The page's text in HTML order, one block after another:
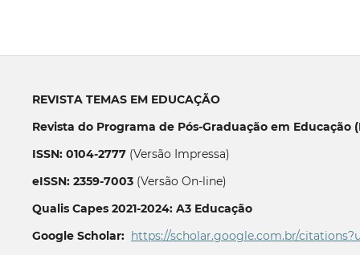
REVISTA TEMAS EM EDUCAÇÃO
Revista do Programa de Pós-Graduação em Educação
ISSN: 0104-2777(Versão Impressa)
eISSN: 2359-7003(Versão On-line)
Qualis Capes 2021-2024: A3 Educação
Google Scholar: https://scholar.google.com.br/